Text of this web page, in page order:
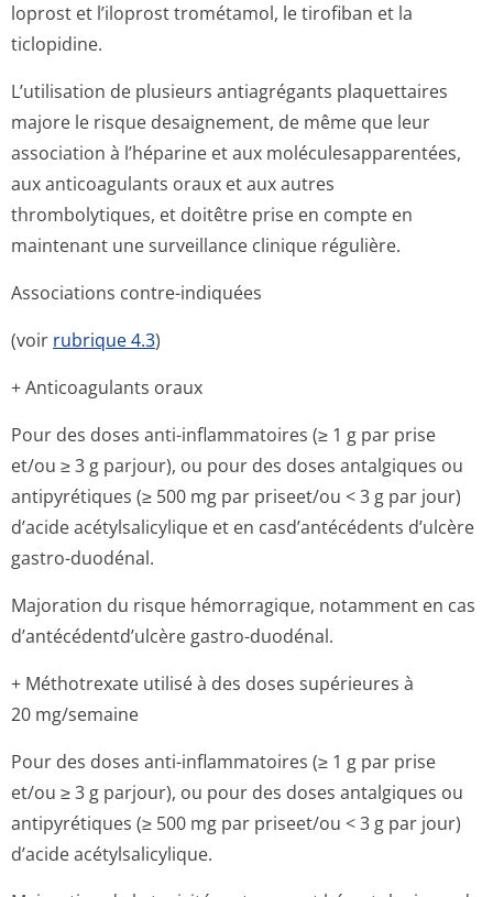
loprost et l’iloprost trométamol, le tirofiban et la
ticlopidine.
L’utilisation de plusieurs antiagrégants plaquettaires
majore le risque desaignement, de même que leur
association à l’héparine et aux moléculesappa­rentées,
aux anticoagulants oraux et aux autres
thrombolytiques, et doitêtre prise en compte en
maintenant une surveillance clinique régulière.
Associations contre-indiquées
(voir rubrique 4.3)
+ Anticoagulants oraux
Pour des doses anti-inflammatoires (≥ 1 g par prise
et/ou ≥ 3 g parjour), ou pour des doses antalgiques ou
antipyrétiques (≥ 500 mg par priseet/ou < 3 g par jour)
d’acide acétylsalicylique et en casd’antécédents d’ulcère
gastro-duodénal.
Majoration du risque hémorragique, notamment en cas
d’antécédentd’ul­cère gastro-duodénal.
+ Méthotrexate utilisé à des doses supérieures à
20 mg/semaine
Pour des doses anti-inflammatoires (≥ 1 g par prise
et/ou ≥ 3 g parjour), ou pour des doses antalgiques ou
antipyrétiques (≥ 500 mg par priseet/ou < 3 g par jour)
d’acide acétylsalicylique.